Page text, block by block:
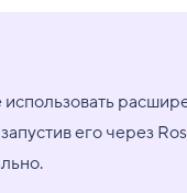
его через